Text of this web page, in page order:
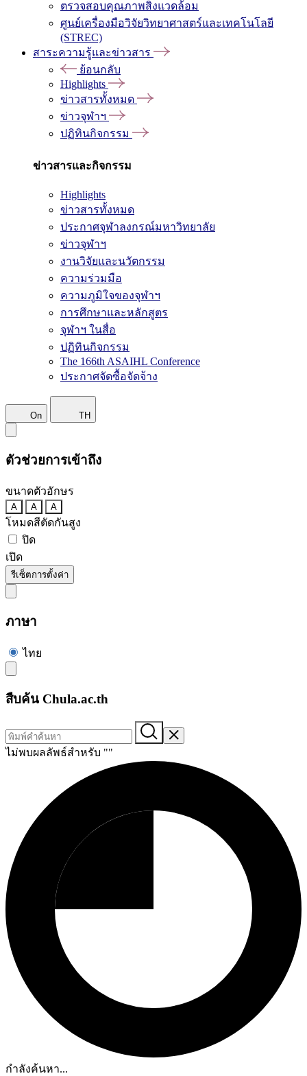
ตรวจสอบคุณภาพสิ่งแวดล้อม
ศูนย์เครื่องมือวิจัยวิทยาศาสตร์และเทคโนโลยี
(STREC)
สาระความรู้และข่าวสาร
ย้อนกลับ
Highlights
ข่าวสารทั้งหมด
ข่าวจุฬาฯ
ปฏิทินกิจกรรม
ข่าวสารและกิจกรรม
Highlights
ข่าวสารทั้งหมด
ประกาศจุฬาลงกรณ์มหาวิทยาลัย
ข่าวจุฬาฯ
งานวิจัยและนวัตกรรม
ความร่วมมือ
ความภูมิใจของจุฬาฯ
การศึกษาและหลักสูตร
จุฬาฯ ในสื่อ
ปฏิทินกิจกรรม
The 166th ASAIHL Conference
ประกาศจัดซื้อจัดจ้าง
On TH
ตัวช่วยการเข้าถึง
ขนาดตัวอักษร
A A A
โหมดสีตัดกันสูง
ปิด
เปิด
รีเซ็ตการตั้งค่า
ภาษา
ไทย
สืบค้น Chula.ac.th
ไม่พบผลลัพธ์สำหรับ ""
กำลังค้นหา...